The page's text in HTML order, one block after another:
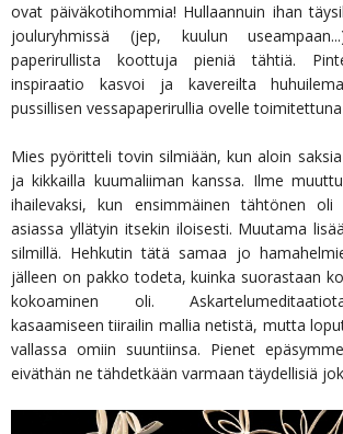
ovat päiväkotihommia! Hullaannuin ihan
jouluryhmissä (jep, kuulun
paperirullista koottuja pieniä tähtiä.
inspiraatio kasvoi ja kavereilta
pussillisen vessapaperirullia ovelle
Mies pyöritteli tovin silmiään, kun aloin
ja kikkailla kuumaliiman kanssa. Ilme
ihailevaksi, kun ensimmäinen tähtönen
asiassa yllätyin itsekin iloisesti. Muutama
silmillä. Hehkutin tätä samaa jo
jälleen on pakko todeta, kuinka suorastaan
kokoaminen oli.
kasaamiseen tiirailin mallia netistä, mutta
vallassa omiin suuntiinsa. Pienet
eiväthän ne tähdetkään varmaan täydellisiä